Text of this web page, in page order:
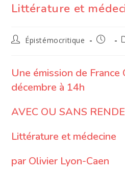
Littérature et
Auteur/autrice
publication :
Épistémocritique
Une émission de
décembre à 14h
AVEC OU SANS
Littérature et médecine
par Olivier Lyon-Caen